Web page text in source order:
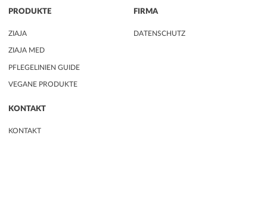
PRODUKTE
ZIAJA
ZIAJA MED
PFLEGELINIEN GUIDE
VEGANE PRODUKTE
FIRMA
DATENSCHUTZ
KONTAKT
KONTAKT